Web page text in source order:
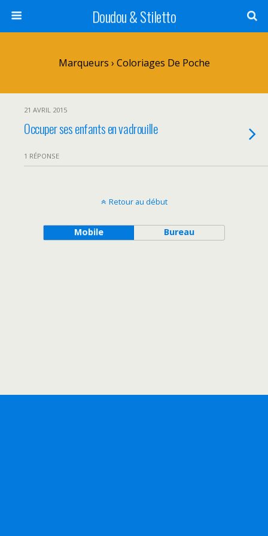
Doudou & Stiletto
Marqueurs › Coloriages De Poche
21 AVRIL 2015
Occuper ses enfants en vadrouille
1 RÉPONSE
Retour au début
Mobile Bureau